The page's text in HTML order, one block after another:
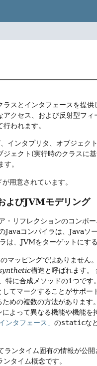
スとインタフェースを提供
クセス、および反射型フ
われます。
インタプリタ、オブジェク
ェクト(実行時のクラス
。
用意されています。
よびJVMモデリング
・リフレクションのコンポ
Javaコンパイラは、Javaソ
は、JVMをターゲットにす
マッピングではありません。
構造と呼ばれます。
特に合成メソッドの1つです。
てマークすることがサポー
めの複数の方法があります。
よって異なる機能や機能を
ンタフェース」のstaticな
ンタイム固有の情報が公開
タイム概念です。